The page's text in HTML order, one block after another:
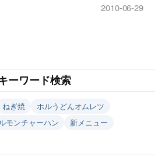
2010-06-29
ーワード検索
ねぎ焼
ホルうどんオムレツ
モンチャーハン
新メニュー